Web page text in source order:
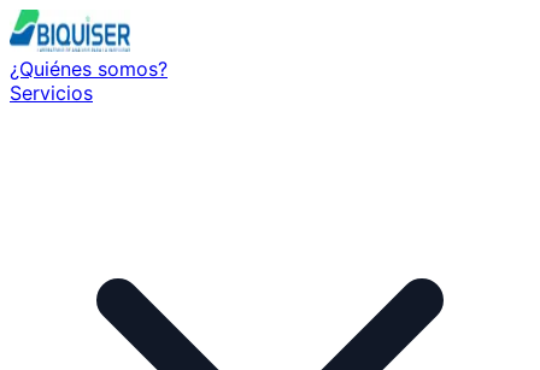
¿Quiénes somos?
Servicios